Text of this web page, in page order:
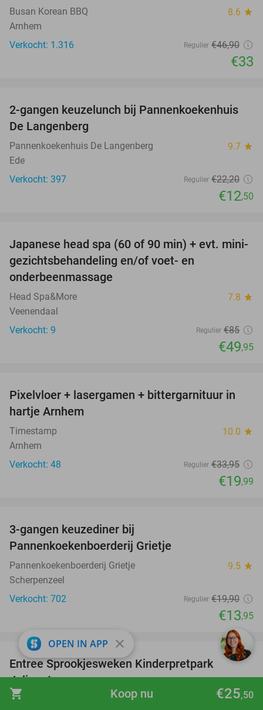
shopping_cart €25,50
Koop nu
Busan Korean BBQ 8.6 star
Arnhem
Verkocht: 1.316
Regulier €46,90
€33
44%
2-gangen keuzelunch bij Pannenkoekenhuis
De Langenberg
Pannenkoekenhuis De Langenberg 9.7 star
Ede
Verkocht: 397
Regulier €22,20
€12,50
41%
Japanese head spa (60 of 90 min) + evt. mini-
gezichtsbehandeling en/of voet- en
onderbeenmassage
Head Spa&More 7.8 star
Veenendaal
Verkocht: 9
Regulier €85
€49,95
41%
Pixelvloer + lasergamen + bittergarnituur in
hartje Arnhem
Timestamp 10.0 star
Arnhem
Verkocht: 48
Regulier €33,95
€19,99
3-gangen keuzediner bij
Pannenkoekenboerderij Grietje
Pannenkoekenboerderij Grietje 9.5 star
Scherpenzeel
Verkocht: 702
Regulier €19,90
€13,95
39%
favorite_border
Entree Sprookjesweken Kinderpretpark
Julianatoren
Kinderpretpark Julianatoren 9.4star
OPEN IN APP close